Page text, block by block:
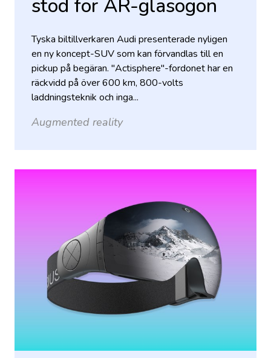
stöd för AR-glasögon
Tyska biltillverkaren Audi presenterade nyligen
en ny koncept-SUV som kan förvandlas till en
pickup på begäran. "Actisphere"-fordonet har en
räckvidd på över 600 km, 800-volts
laddningsteknik och inga...
Augmented reality